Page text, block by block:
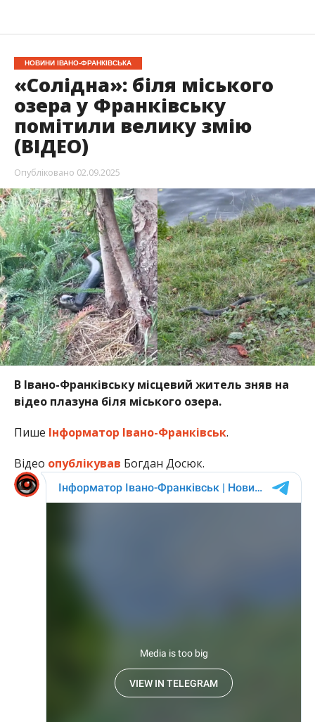
НОВИНИ ІВАНО-ФРАНКІВСЬКА
«Солідна»: біля міського
озера у Франківську
помітили велику змію
(ВІДЕО)
Опубліковано 02.09.2025
В Івано-Франківську місцевий житель зняв на
відео плазуна біля міського озера.
Пише Інформатор Івано-Франківськ.
Відео опублікував Богдан Досюк.